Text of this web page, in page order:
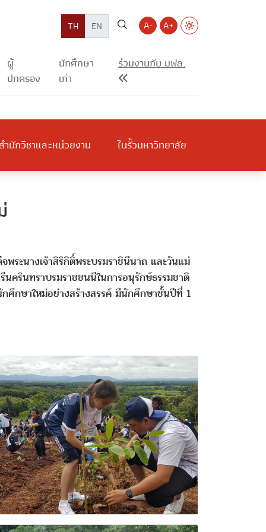
TH EN A- A+
ผู้
ปกครอง
นักศึกษา
เก่า
ร่วมงานกับ มฟล.
ำนักวิชาและหน่วยงาน ในรั้วมหาวิทยาลัย
ระนางเจ้าสิริกิติ์พระบรมราชินีนาถ และวันแม่
นครินทราบรมราชชนนีในการอนุรักษ์ธรรมชาติ
ศึกษาใหม่อย่างสร้างสรรค์ มีนักศึกษาชั้นปีที่ 1